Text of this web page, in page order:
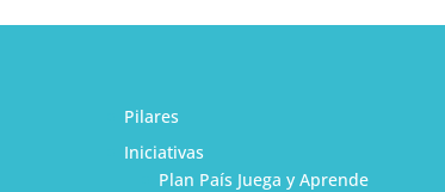
Pilares
Iniciativas
Plan País Juega y Aprende